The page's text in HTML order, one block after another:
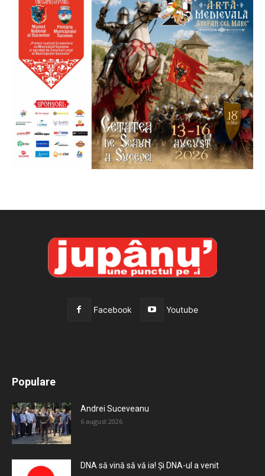
Facebook Youtube
Populare
Andrei Suceveanu
6 august 2026
DNA să vină să vă ia! Și DNA-ul a venit